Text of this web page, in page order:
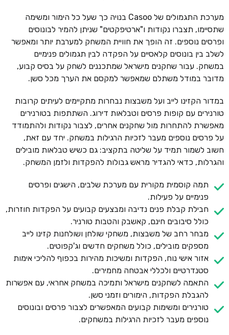
מערכת התגמולים של Casoo בנויה כך שעל כל הימור ומשימה
שתסיימו, תצברו נקודות ו"ארטיפקטים" שניתן להמיר לבונוסים
ופרסים נוספים. זה הופך את חוויית המשחק למערבת יותר ומאפשר
לשלב בין בונוסים קלאסיים על הפקדה לבין תגמולים פנימיים
במשחק. עבור שחקנים מישראל שמתכננים לשחק על בסיס קבוע,
מדובר במודל משתלם שמאפשר למקסם את הערך מכל סשן.
במדור הקזינו לייב ועל משבצות נבחרות מתקיימים לעיתים קרובות
טורנירים עם קופות פרסים וטבלאות דירוג. השתתפות בטורנירים
מאפשרת להתחרות מול שחקנים אחרים, לצבור נקודות ולהתמודד
על פרסים נוספים מעבר לזכיות הרגילות במשחק. יחד עם זאת,
חשוב לשמור תמיד על שליטה בתקציב: גם כשיש טבלאות מובילים
והגרלות, כדאי להגדיר מראש גבולות להפקדות ולזמן המשחק.
תמה קוסמית מקורית עם מערכת שלבים, הישגים ופרסים
פנימיים על פעילות.
חבילת קבלת פנים נדיבה ומבצעים קבועים על הפקדות חוזרות,
כולל סיבובים חינם, קאשבק והטבות טורניר.
מבחר רחב של משבצות, משחקי שולחן ושולחנות קזינו לייב
מספקים מובילים, כולל משחקים חדשים וג'קפוטים.
אזור אישי נוח, הפקדות ומשיכות מהירות בכפוף להליכי אימות
סטנדרטיים ולכללי אבטחה מחמירים.
התאמה לשחקנים מישראל ותמיכה במשחק אחראי, עם אפשרות
להגבלת הפקדות, הימורים וזמני סשן.
טורנירים ומשימות קבועים המאפשרים לצבור פרסים ובונוסים
נוספים מעבר לזכיות הרגילות במשחקים.